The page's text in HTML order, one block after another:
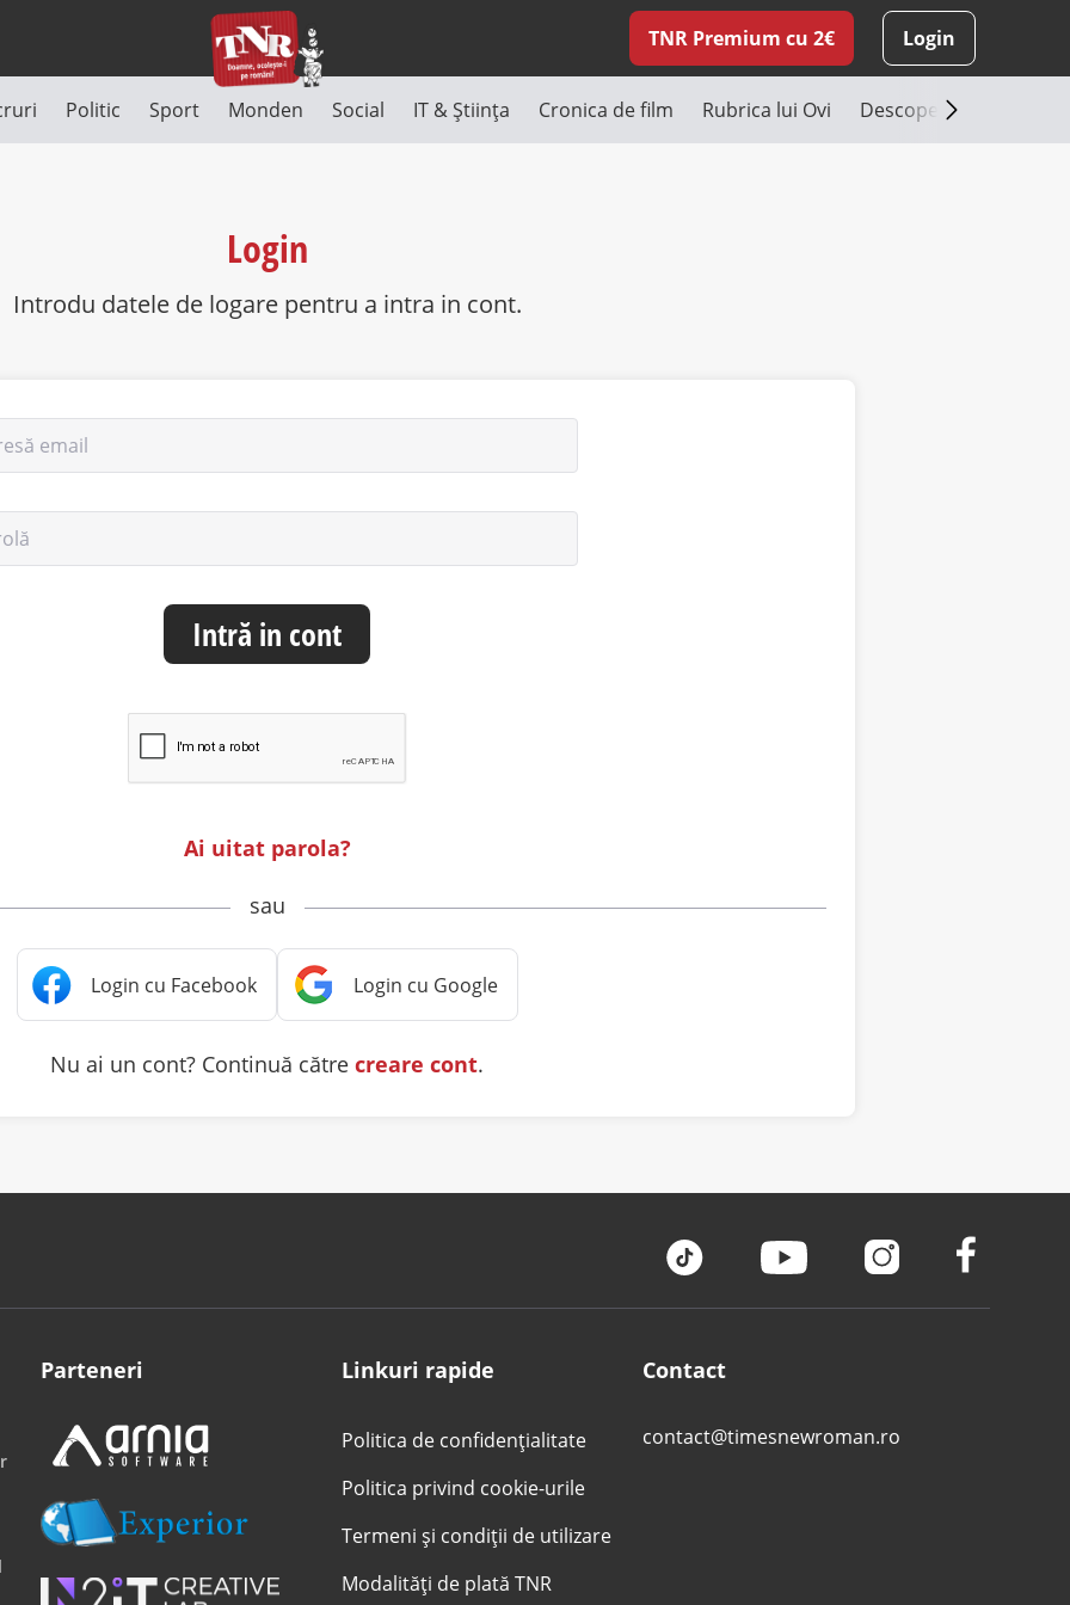
TNR Premium cu 2€ Login
Politic Sport Monden Social IT & Știința Cronica de film Rubrica lui Ovi Descoperă România
Login
Introdu datele de logare pentru a intra in cont.
email
Intră in cont
Ai uitat parola?
sau
Nu ai un cont? Continuă cătrecreare cont.
Parteneri Linkuri rapide
Politica de confidențialitate
Politica privind cookie-urile
Termeni și condiții de utilizare
Modalități de plată TNR
Contact
contact@timesnewroman.ro